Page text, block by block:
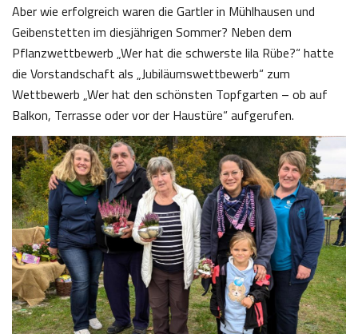
Aber wie erfolgreich waren die Gartler in Mühlhausen und
Geibenstetten im diesjährigen Sommer? Neben dem
Pflanzwettbewerb „Wer hat die schwerste lila Rübe?“ hatte
die Vorstandschaft als „Jubiläumswettbewerb“ zum
Wettbewerb „Wer hat den schönsten Topfgarten – ob auf
Balkon, Terrasse oder vor der Haustüre“ aufgerufen.